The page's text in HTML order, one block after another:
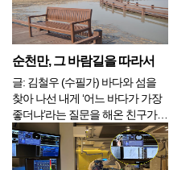
인과 대사 요인도 고려할 필요가
있다고 한다. 지난 몇 세기 동안 나
온 암의 원인에 대한 거의 모든 이
론은 크게 ...
순천만, 그 바람길을 따라서
글: 김철우 (수필가) 바다와 섬을
찾아 나선 내게 ‘어느 바다가 가장
좋더냐’라는 질문을 해온 친구가
있었다. 바다와 섬만 있으면 되지
어느 바다가 뭐가 그리 중요하냐고
그땐 웃고 말았지만, 만약 구석구